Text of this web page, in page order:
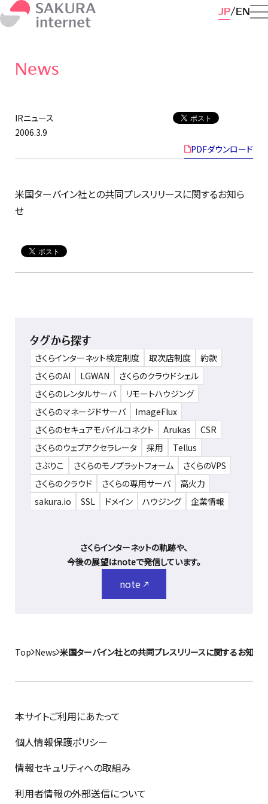
JP EN
News
IRニュース
2006.3.9
PDFダウンロード
米国ターバイン社との共同プレスリリースに関するお知ら
せ
タグから探す
さくらインターネット検定制度 取次店制度
約款
さくらのAI
LGWAN
さくらのクラウドシェル
さくらのレンタルサーバ
リモートハウジング
さくらのマネージドサーバ
ImageFlux
さくらのセキュアモバイルコネクト
Arukas
CSR
さくらのウェブアクセラレータ
採用
Tellus
さぶりこ
さくらのモノプラットフォーム
さくらのVPS
さくらのクラウド
さくらの専用サーバ
高火力
sakura.io
SSL ドメイン ハウジング 企業情報
さくらインターネットの軌跡や、
今後の展望はnoteで発信しています。
note
Top News 米国ターバイン社との共同プレスリリースに関するお知らせ
本サイトご利用にあたって
個人情報保護ポリシー
情報セキュリティへの取組み
利用者情報の外部送信について